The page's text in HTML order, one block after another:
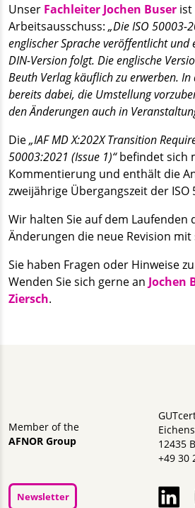
Unser Fachleiter Jochen Buser ist
Arbeitsausschuss: „Die ISO 50003-
englischer Sprache veröffentlicht und
DIN-Version folgt. Die englische
Beuth Verlag käuflich zu erwerben.
bereits dabei, die Umstellung
den Änderungen auch in
Die„IAF MD X:202X Transition
50003:2021 (Issue 1)“befindet sich
Kommentierung und enthält die
zweijährige Übergangszeit der ISO
Wir halten Sie auf dem Laufenden
Änderungen die neue Revision
Sie haben Fragen oder Hinweise
Wenden Sie sich gerne an Jochen
Ziersch.
Member of the
AFNOR Group
12435
+49 30
Newsletter